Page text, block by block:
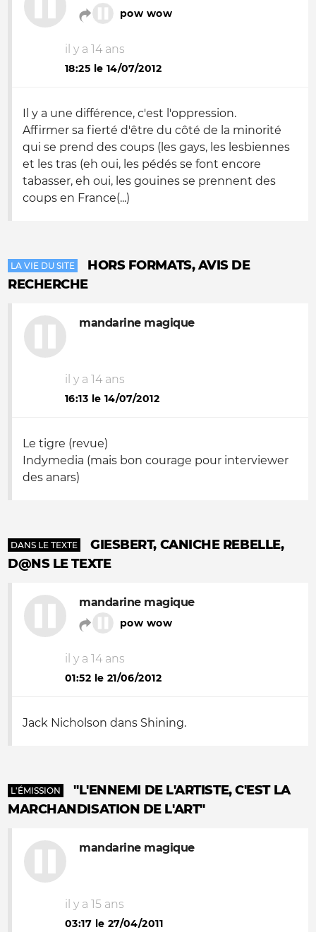
pow wow
il y a 14 ans
18:25 le 14/07/2012
Il y a une différence, c'est l'oppression.
Affirmer sa fierté d'être du côté de la minorité
qui se prend des coups (les gays, les lesbiennes
et les tras (eh oui, les pédés se font encore
tabasser, eh oui, les gouines se prennent des
coups en France(...)
LA VIE DU SITE
HORS FORMATS, AVIS DE
RECHERCHE
mandarine magique
il y a 14 ans
16:13 le 14/07/2012
Le tigre (revue)
Indymedia (mais bon courage pour interviewer
des anars)
DANS LE TEXTE
GIESBERT, CANICHE REBELLE,
D@NS LE TEXTE
mandarine magique
pow wow
il y a 14 ans
01:52 le 21/06/2012
Jack Nicholson dans Shining.
L'ÉMISSION
"L'ENNEMI DE L'ARTISTE, C'EST LA
MARCHANDISATION DE L'ART"
mandarine magique
il y a 15 ans
03:17 le 27/04/2011